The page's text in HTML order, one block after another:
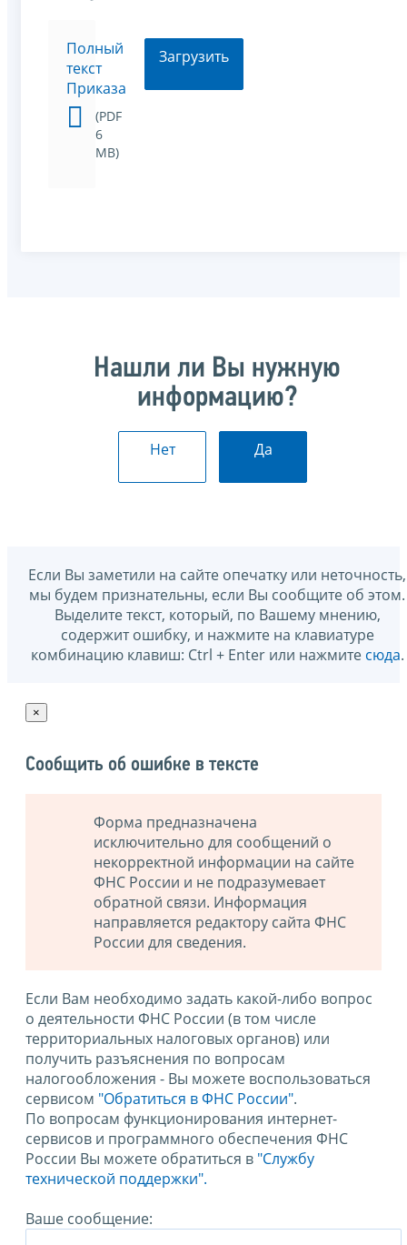
Полный
текст
Приказа
(PDF
6
MB)
Загрузить
Нашли ли Вы нужную
информацию?
Нет Да
Если Вы заметили на сайте опечатку или неточность,
мы будем признательны, если Вы сообщите об этом.
Выделите текст, который, по Вашему мнению,
содержит ошибку, и нажмите на клавиатуре
комбинацию клавиш: Ctrl + Enter или нажмите сюда.
×
Сообщить об ошибке в тексте
Форма предназначена
исключительно для сообщений о
некорректной информации на сайте
ФНС России и не подразумевает
обратной связи. Информация
направляется редактору сайта ФНС
России для сведения.
Если Вам необходимо задать какой-либо вопрос
о деятельности ФНС России (в том числе
территориальных налоговых органов) или
получить разъяснения по вопросам
налогообложения - Вы можете воспользоваться
сервисом "Обратиться в ФНС России".
По вопросам функционирования интернет-
сервисов и программного обеспечения ФНС
России Вы можете обратиться в "Службу
технической поддержки".
Ваше сообщение: